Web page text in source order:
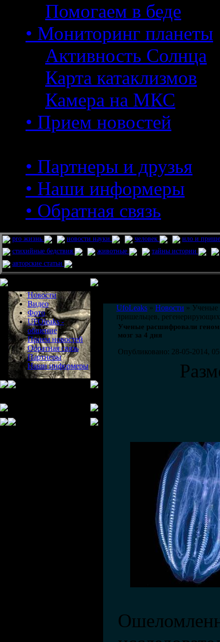
Помогаем в беде
• Мониторинг планеты
Активность Солнца
Карта катаклизмов
Камера на МКС
• Прием новостей
• Партнеры и друзья
• Наши информеры
• Обратная связь
pro жизнь новости науки человек
нло и
стихийные бедствия
животные
тайны истории
авторские статьи
Новости
Видео
Фото
UFOleaks -
общение
Прием новостей
Обратная связь
Партнеры
Наши информеры
UfoLeaks » Новости » Ученые
пришельцев, регенерирующих
Ученые расшифровали
мозг за 4 дня
Опубликовано: 28-05-2014,